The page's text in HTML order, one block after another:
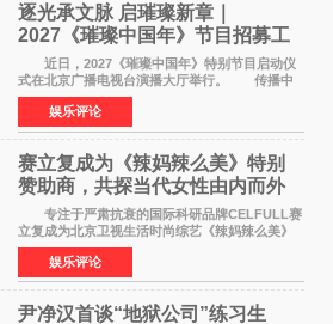
逐光承文脉 启璀璨新章｜
2027《璀璨中国年》节目招募工
作圆满启动
近日，2027《璀璨中国年》特别节目启动仪
式在北京广播电视台演播大厅举行。 传播中
华优秀传统文化，弘扬纯正国风艺术，打造高规
格、高质感、正能量的文艺盛典，是璀璨中国年
矢志不渝的初心
娱乐评论
赛立复成为《辣妈辣么美》特别
赞助商，共探当代女性由内而外
活力美
专注于严肃抗衰的国际科研品牌CELFULL赛
立复成为北京卫视生活时尚综艺《辣妈辣么美》
的特别赞助商,明星辣妈袁咏仪倾情参与，向广大
都市女性传递健康生活新主张，寄语当代女性在
家庭与自我之间
娱乐评论
尹净汉首谈“地狱公司”练习生